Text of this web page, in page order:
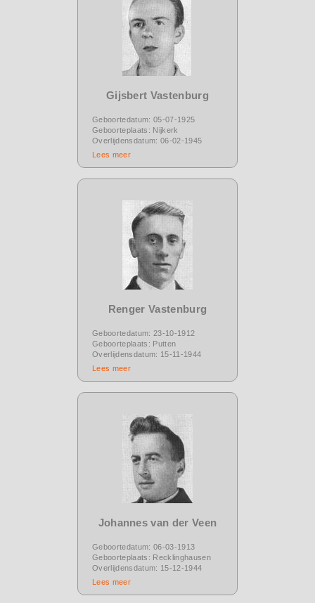
Gijsbert Vastenburg
Geboortedatum: 05-07-1925
Geboorteplaats: Nijkerk
Overlijdensdatum: 06-02-1945
Lees meer
Renger Vastenburg
Geboortedatum: 23-10-1912
Geboorteplaats: Putten
Overlijdensdatum: 15-11-1944
Lees meer
Johannes van der Veen
Geboortedatum: 06-03-1913
Geboorteplaats: Recklinghausen
Overlijdensdatum: 15-12-1944
Lees meer